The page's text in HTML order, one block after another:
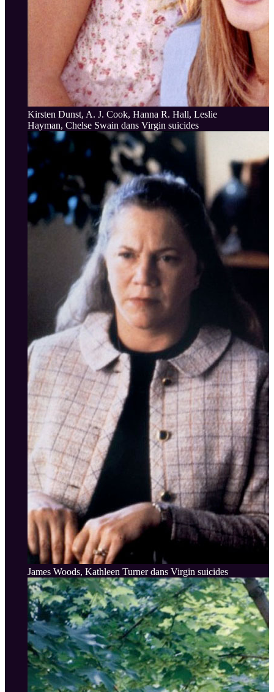
Kirsten Dunst, A. J. Cook, Hanna R. Hall, Leslie
Hayman, Chelse Swain dans Virgin suicides
James Woods, Kathleen Turner dans Virgin suicides